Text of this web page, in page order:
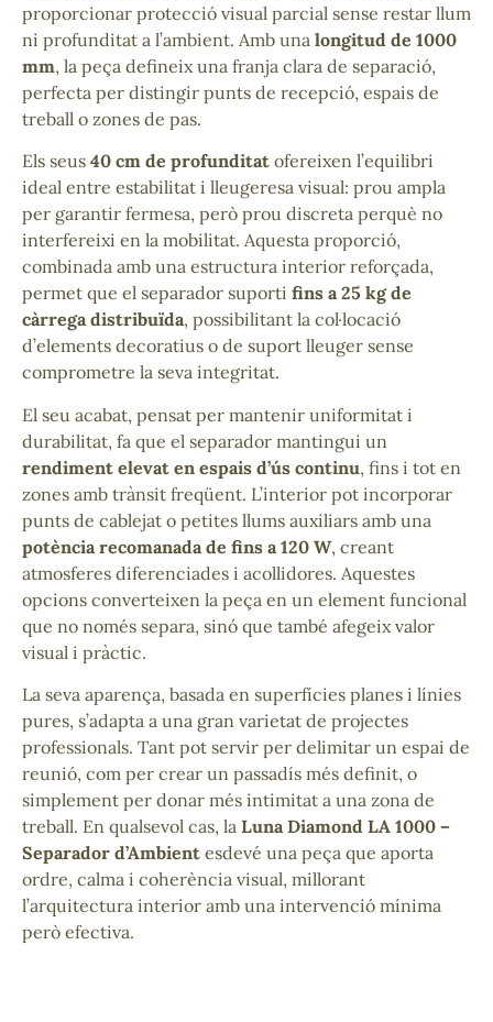
proporcionar protecció visual parcial sense restar llum
ni profunditat a l’ambient. Amb una longitud de 1000
mm, la peça defineix una franja clara de separació,
perfecta per distingir punts de recepció, espais de
treball o zones de pas.
Els seus 40 cm de profunditat ofereixen l’equilibri
ideal entre estabilitat i lleugeresa visual: prou ampla
per garantir fermesa, però prou discreta perquè no
interfereixi en la mobilitat. Aquesta proporció,
combinada amb una estructura interior reforçada,
permet que el separador suporti fins a 25 kg de
càrrega distribuïda, possibilitant la col·locació
d’elements decoratius o de suport lleuger sense
comprometre la seva integritat.
El seu acabat, pensat per mantenir uniformitat i
durabilitat, fa que el separador mantingui un
rendiment elevat en espais d’ús continu, fins i tot en
zones amb trànsit freqüent. L’interior pot incorporar
punts de cablejat o petites llums auxiliars amb una
potència recomanada de fins a 120 W, creant
atmosferes diferenciades i acollidores. Aquestes
opcions converteixen la peça en un element funcional
que no només separa, sinó que també afegeix valor
visual i pràctic.
La seva aparença, basada en superfícies planes i línies
pures, s’adapta a una gran varietat de projectes
professionals. Tant pot servir per delimitar un espai de
reunió, com per crear un passadís més definit, o
simplement per donar més intimitat a una zona de
treball. En qualsevol cas, la Luna Diamond LA 1000 –
Separador d’Ambient esdevé una peça que aporta
ordre, calma i coherència visual, millorant
l’arquitectura interior amb una intervenció mínima
però efectiva.